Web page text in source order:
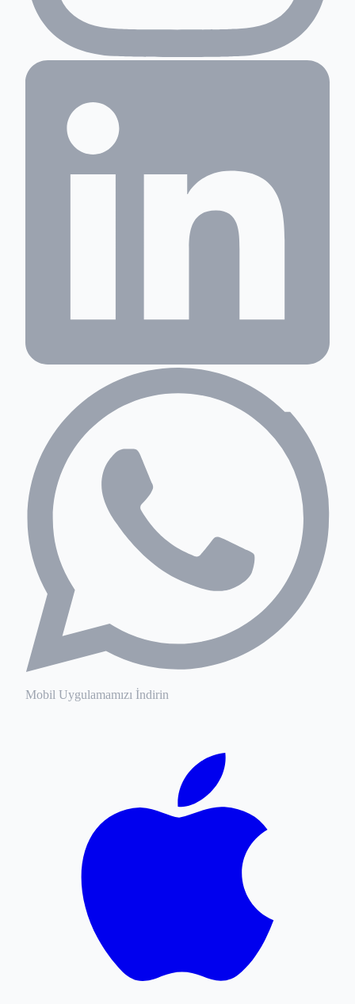
Mobil Uygulamamızı İndirin